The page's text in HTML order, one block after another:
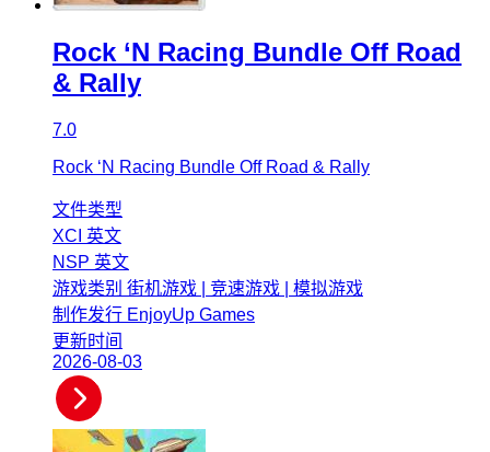
Rock ‘N Racing Bundle Off Road
& Rally
7.0
Rock ‘N Racing Bundle Off Road & Rally
文件类型
XCI 英文
NSP 英文
游戏类别 街机游戏 | 竞速游戏 | 模拟游戏
制作发行 EnjoyUp Games
更新时间
2026-08-03